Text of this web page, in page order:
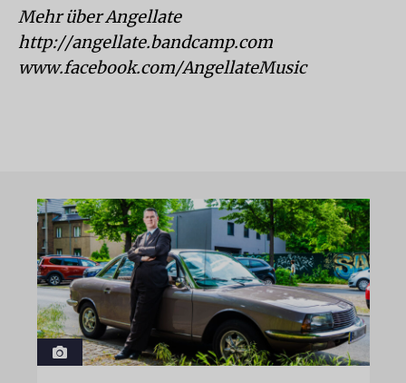
Mehr über Angellate
http://angellate.bandcamp.com
www.facebook.com/AngellateMusic